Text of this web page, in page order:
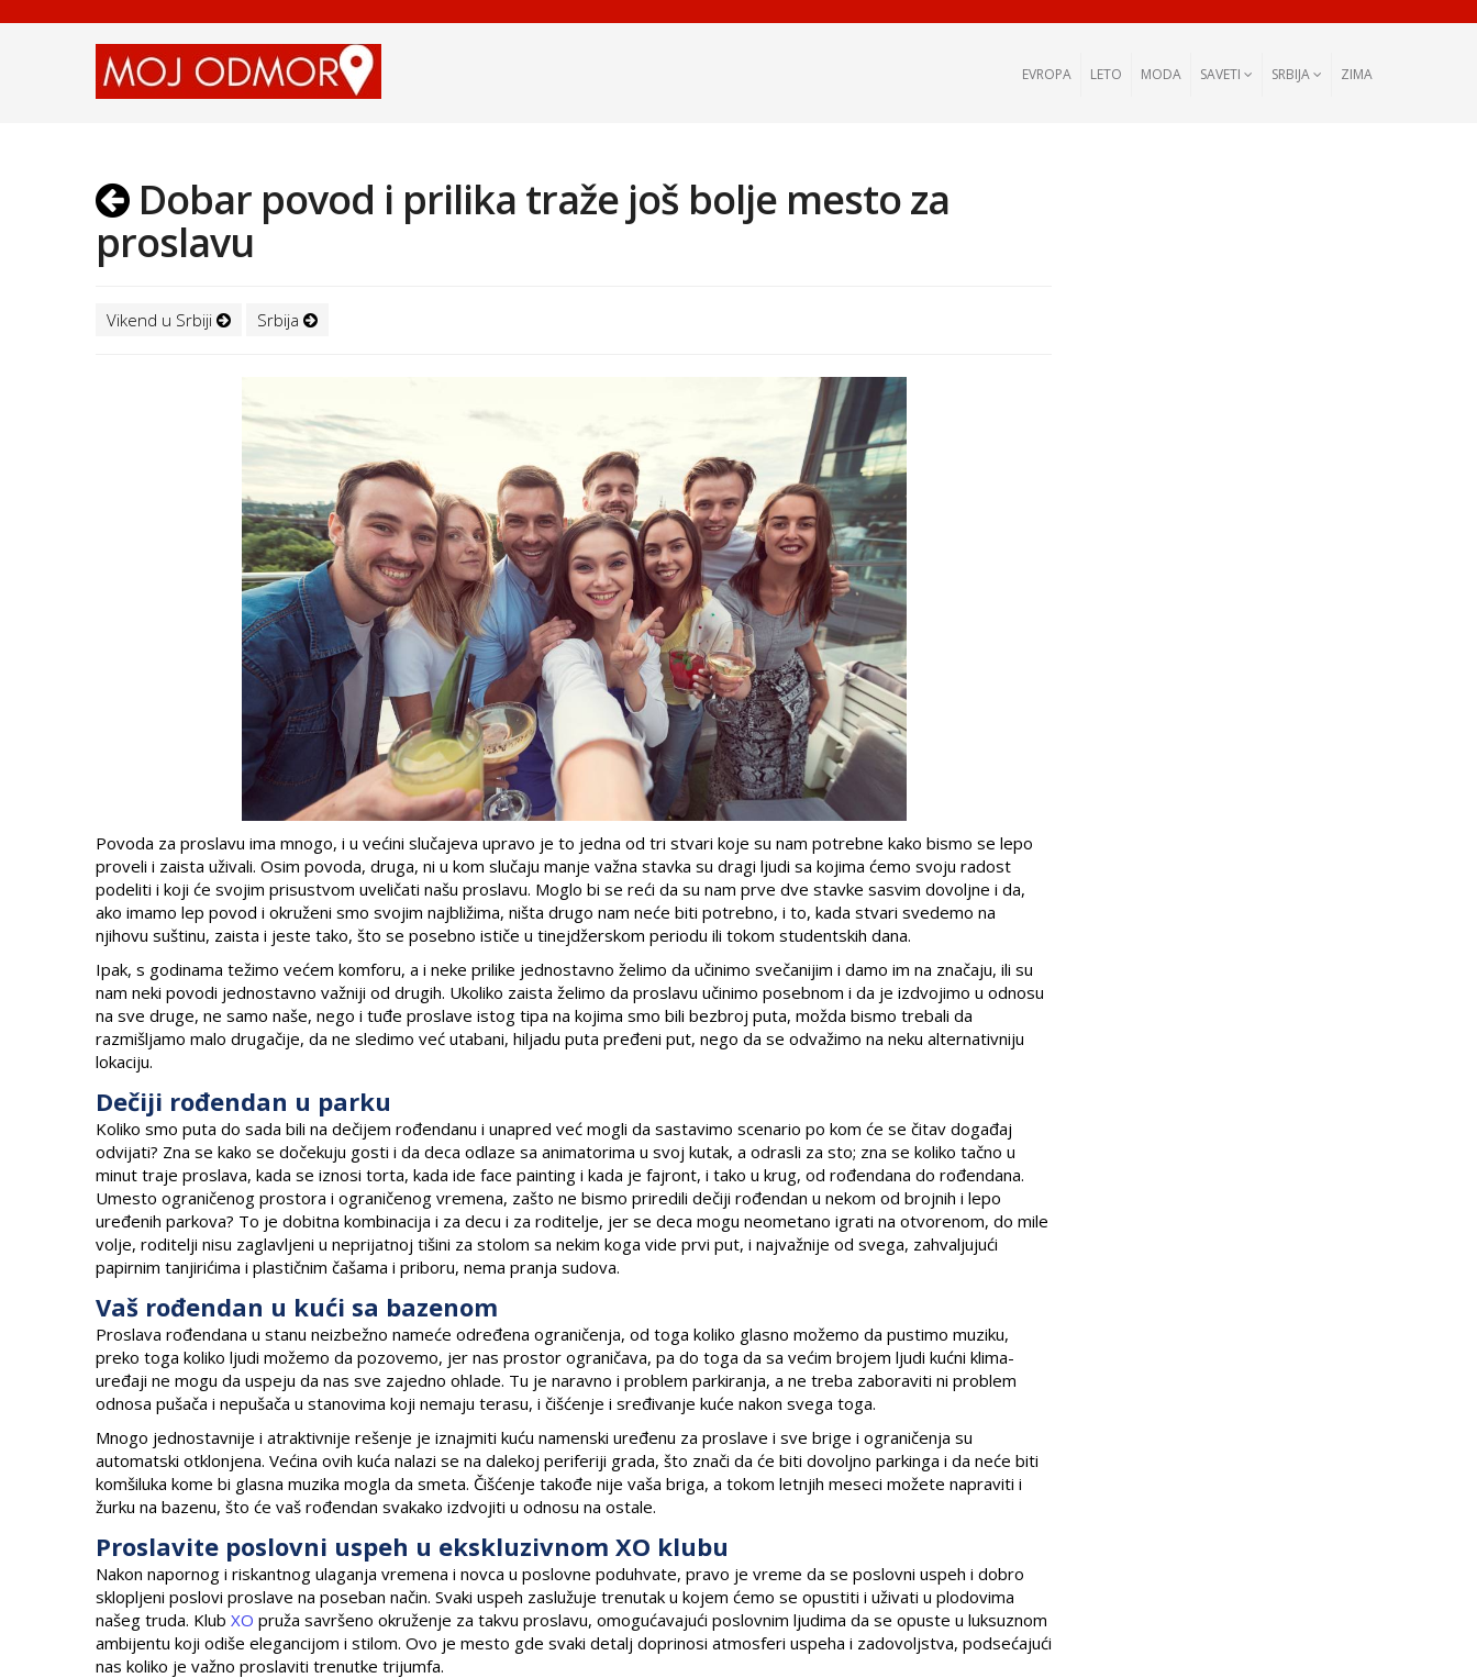
EVROPA LETO MODA SAVETI SRBIJA ZIMA
Dobar povod i prilika traže još bolje mesto za
proslavu
Vikend u Srbiji Srbija
Povoda za proslavu ima mnogo, i u većini slučajeva upravo je to jedna od tri stvari koje su nam potrebne kako bismo se lepo
proveli i zaista uživali. Osim povoda, druga, ni u kom slučaju manje važna stavka su dragi ljudi sa kojima ćemo svoju radost
podeliti i koji će svojim prisustvom uveličati našu proslavu. Moglo bi se reći da su nam prve dve stavke sasvim dovoljne i da,
ako imamo lep povod i okruženi smo svojim najbližima, ništa drugo nam neće biti potrebno, i to, kada stvari svedemo na
njihovu suštinu, zaista i jeste tako, što se posebno ističe u tinejdžerskom periodu ili tokom studentskih dana.
Ipak, s godinama težimo većem komforu, a i neke prilike jednostavno želimo da učinimo svečanijim i damo im na značaju, ili su
nam neki povodi jednostavno važniji od drugih. Ukoliko zaista želimo da proslavu učinimo posebnom i da je izdvojimo u odnosu
na sve druge, ne samo naše, nego i tuđe proslave istog tipa na kojima smo bili bezbroj puta, možda bismo trebali da
razmišljamo malo drugačije, da ne sledimo već utabani, hiljadu puta pređeni put, nego da se odvažimo na neku alternativniju
lokaciju.
Dečiji rođendan u parku
Koliko smo puta do sada bili na dečijem rođendanu i unapred već mogli da sastavimo scenario po kom će se čitav događaj
odvijati? Zna se kako se dočekuju gosti i da deca odlaze sa animatorima u svoj kutak, a odrasli za sto; zna se koliko tačno u
minut traje proslava, kada se iznosi torta, kada ide face painting i kada je fajront, i tako u krug, od rođendana do rođendana.
Umesto ograničenog prostora i ograničenog vremena, zašto ne bismo priredili dečiji rođendan u nekom od brojnih i lepo
uređenih parkova? To je dobitna kombinacija i za decu i za roditelje, jer se deca mogu neometano igrati na otvorenom, do mile
volje, roditelji nisu zaglavljeni u neprijatnoj tišini za stolom sa nekim koga vide prvi put, i najvažnije od svega, zahvaljujući
papirnim tanjirićima i plastičnim čašama i priboru, nema pranja sudova.
Vaš rođendan u kući sa bazenom
Proslava rođendana u stanu neizbežno nameće određena ograničenja, od toga koliko glasno možemo da pustimo muziku,
preko toga koliko ljudi možemo da pozovemo, jer nas prostor ograničava, pa do toga da sa većim brojem ljudi kućni klima-
uređaji ne mogu da uspeju da nas sve zajedno ohlade. Tu je naravno i problem parkiranja, a ne treba zaboraviti ni problem
odnosa pušača i nepušača u stanovima koji nemaju terasu, i čišćenje i sređivanje kuće nakon svega toga.
Mnogo jednostavnije i atraktivnije rešenje je iznajmiti kuću namenski uređenu za proslave i sve brige i ograničenja su
automatski otklonjena. Većina ovih kuća nalazi se na dalekoj periferiji grada, što znači da će biti dovoljno parkinga i da neće biti
komšiluka kome bi glasna muzika mogla da smeta. Čišćenje takođe nije vaša briga, a tokom letnjih meseci možete napraviti i
žurku na bazenu, što će vaš rođendan svakako izdvojiti u odnosu na ostale.
Proslavite poslovni uspeh u ekskluzivnom XO klubu
Nakon napornog i riskantnog ulaganja vremena i novca u poslovne poduhvate, pravo je vreme da se poslovni uspeh i dobro
sklopljeni poslovi proslave na poseban način. Svaki uspeh zaslužuje trenutak u kojem ćemo se opustiti i uživati u plodovima
našeg truda. Klub XO pruža savršeno okruženje za takvu proslavu, omogućavajući poslovnim ljudima da se opuste u luksuznom
ambijentu koji odiše elegancijom i stilom. Ovo je mesto gde svaki detalj doprinosi atmosferi uspeha i zadovoljstva, podsećajući
nas koliko je važno proslaviti trenutke trijumfa.